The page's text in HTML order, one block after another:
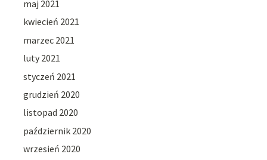
maj 2021
kwiecień 2021
marzec 2021
luty 2021
styczeń 2021
grudzień 2020
listopad 2020
październik 2020
wrzesień 2020